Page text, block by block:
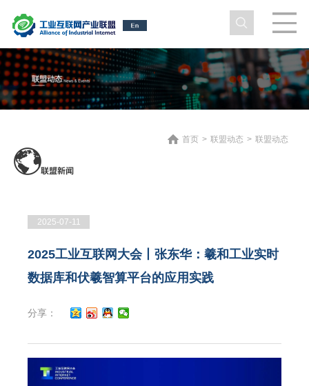
首页 > 联盟动态 > 联盟动态
2025-07-11
2025工业互联网大会丨张东华：羲和工业实时
数据库和伏羲智算平台的应用实践
分享：